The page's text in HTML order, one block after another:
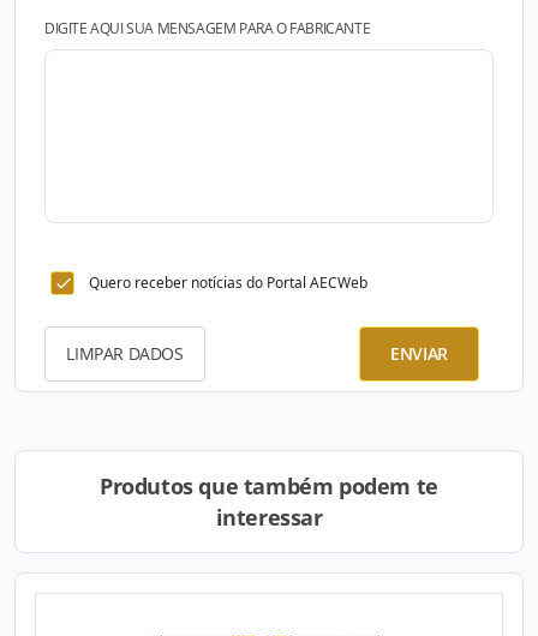
DIGITE AQUI SUA MENSAGEM PARA O FABRICANTE
Quero receber notícias do Portal AECWeb
LIMPAR DADOS ENVIAR
Produtos que também podem te
interessar